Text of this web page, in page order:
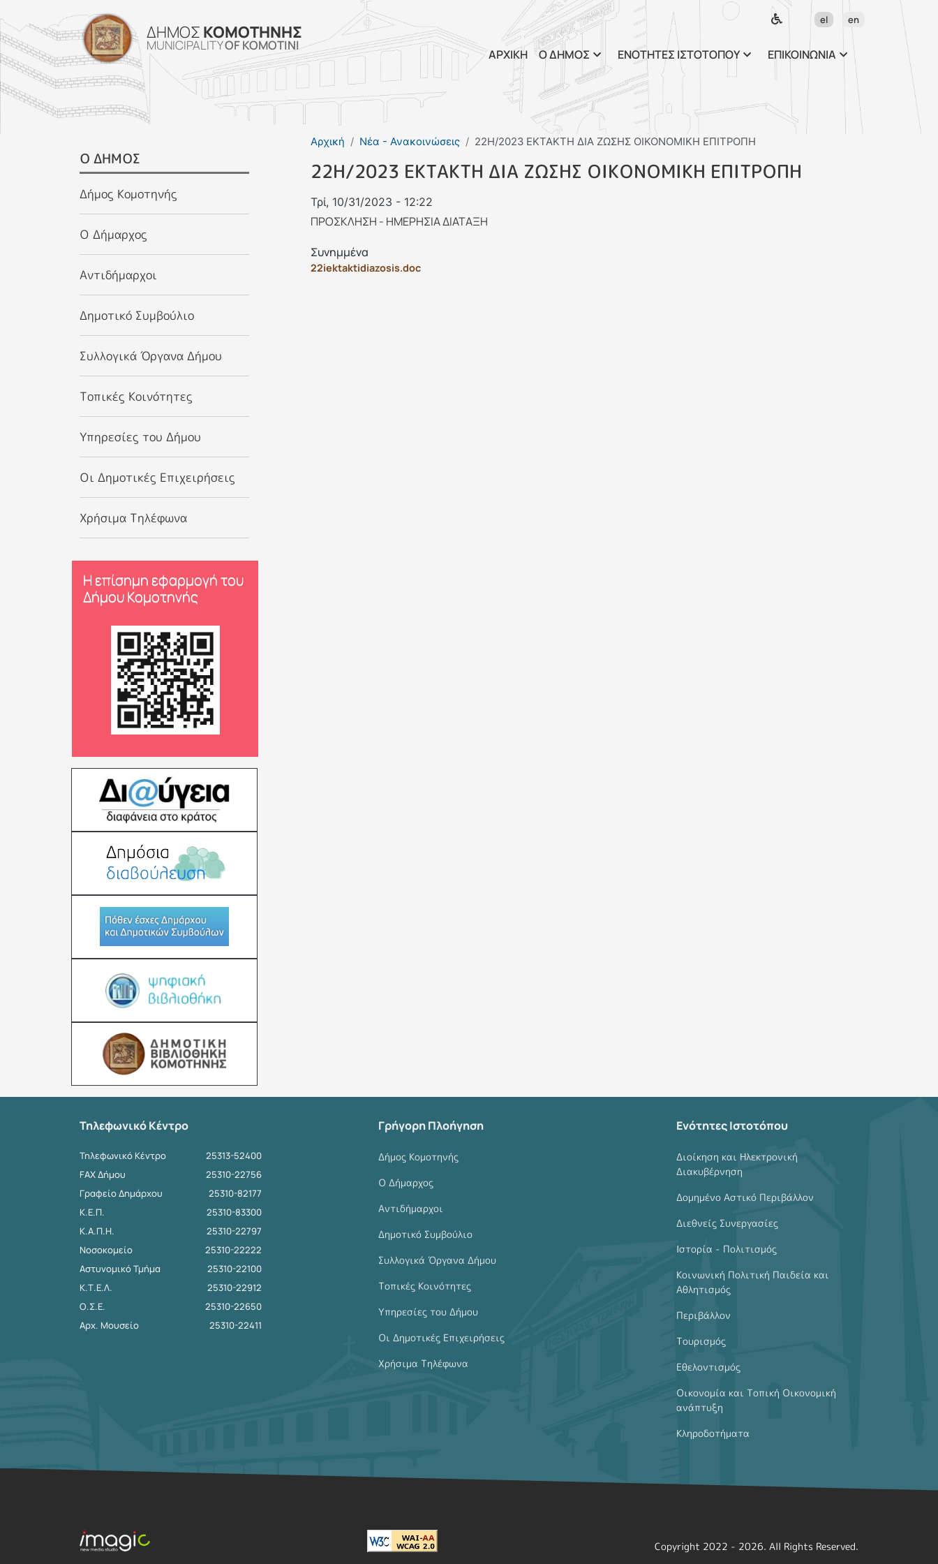
Παράκαμψη προς το κυρίως περιεχόμενο
ΔΗΜΟΣ ΚΟΜΟΤΗΝΗΣ
MUNICIPALITYOF KOMOTINI
el en
ΑΡΧΙΚΗ Ο ΔΗΜΟΣ ΕΝΟΤΗΤΕΣ ΙΣΤΟΤΟΠΟΥ ΕΠΙΚΟΙΝΩΝΙΑ
Αρχική Νέα - Ανακοινώσεις 22Η/2023 ΕΚΤΑΚΤΗ ΔΙΑ ΖΩΣΗΣ ΟΙΚΟΝΟΜΙΚΗ ΕΠΙΤΡΟΠΗ
22Η/2023 ΕΚΤΑΚΤΗ ΔΙΑ ΖΩΣΗΣ ΟΙΚΟΝΟΜΙΚΗ ΕΠΙΤΡΟΠΗ
Τρί, 10/31/2023 - 12:22
ΠΡΟΣΚΛΗΣΗ - ΗΜΕΡΗΣΙΑ ΔΙΑΤΑΞΗ
Συνημμένα
22iektaktidiazosis.doc
SIDEBAR MENU
Ο ΔΗΜΟΣ
Δήμος Κομοτηνής
Ο Δήμαρχος
Αντιδήμαρχοι
Δημοτικό Συμβούλιο
Συλλογικά Όργανα Δήμου
Τοπικές Κοινότητες
Υπηρεσίες του Δήμου
Οι Δημοτικές Επιχειρήσεις
Χρήσιμα Τηλέφωνα
Η επίσημη εφαρμογή του
Δήμου Κομοτηνής
Τηλεφωνικό Κέντρο
Τηλεφωνικό Κέντρο
25313-52400
FAX Δήμου
25310-22756
Γραφείο Δημάρχου
25310-82177
Κ.Ε.Π.
25310-83300
Κ.Α.Π.Η.
25310-22797
Νοσοκομείο
25310-22222
Αστυνομικό Τμήμα
25310-22100
Κ.Τ.Ε.Λ.
25310-22912
Ο.Σ.Ε.
25310-22650
Αρχ. Μουσείο
25310-22411
Γρήγορη Πλοήγηση
Δήμος Κομοτηνής
Ο Δήμαρχος
Αντιδήμαρχοι
Δημοτικό Συμβούλιο
Συλλογικά Όργανα Δήμου
Τοπικές Κοινότητες
Υπηρεσίες του Δήμου
Οι Δημοτικές Επιχειρήσεις
Χρήσιμα Τηλέφωνα
Ενότητες Ιστοτόπου
Διοίκηση και Ηλεκτρονική
Διακυβέρνηση
Δομημένο Αστικό Περιβάλλον
Διεθνείς Συνεργασίες
Ιστορία - Πολιτισμός
Κοινωνική Πολιτική Παιδεία και
Αθλητισμός
Περιβάλλον
Τουρισμός
Εθελοντισμός
Οικονομία και Τοπική Οικονομική
ανάπτυξη
Κληροδοτήματα
Copyright 2022 - 2026. All Rights Reserved.